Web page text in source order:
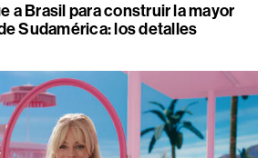
a Brasil para construir la mayor
Sudamérica: los detalles